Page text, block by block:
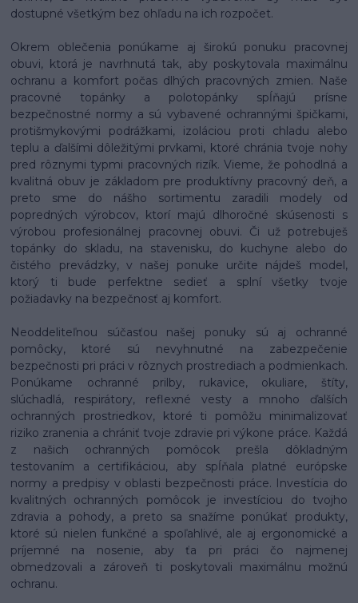
dostupné všetkým bez ohľadu na ich rozpočet.
Okrem oblečenia ponúkame aj širokú ponuku pracovnej
obuvi, ktorá je navrhnutá tak, aby poskytovala maximálnu
ochranu a komfort počas dlhých pracovných zmien. Naše
pracovné topánky a polotopánky spĺňajú prísne
bezpečnostné normy a sú vybavené ochrannými špičkami,
protišmykovými podrážkami, izoláciou proti chladu alebo
teplu a ďalšími dôležitými prvkami, ktoré chránia tvoje nohy
pred rôznymi typmi pracovných rizík. Vieme, že pohodlná a
kvalitná obuv je základom pre produktívny pracovný deň, a
preto sme do nášho sortimentu zaradili modely od
popredných výrobcov, ktorí majú dlhoročné skúsenosti s
výrobou profesionálnej pracovnej obuvi. Či už potrebuješ
topánky do skladu, na stavenisku, do kuchyne alebo do
čistého prevádzky, v našej ponuke určite nájdeš model,
ktorý ti bude perfektne sedieť a splní všetky tvoje
požiadavky na bezpečnosť aj komfort.
Neoddeliteľnou súčasťou našej ponuky sú aj ochranné
pomôcky, ktoré sú nevyhnutné na zabezpečenie
bezpečnosti pri práci v rôznych prostrediach a podmienkach.
Ponúkame ochranné prilby, rukavice, okuliare, štíty,
slúchadlá, respirátory, reflexné vesty a mnoho ďalších
ochranných prostriedkov, ktoré ti pomôžu minimalizovať
riziko zranenia a chrániť tvoje zdravie pri výkone práce. Každá
z našich ochranných pomôcok prešla dôkladným
testovaním a certifikáciou, aby spĺňala platné európske
normy a predpisy v oblasti bezpečnosti práce. Investícia do
kvalitných ochranných pomôcok je investíciou do tvojho
zdravia a pohody, a preto sa snažíme ponúkať produkty,
ktoré sú nielen funkčné a spoľahlivé, ale aj ergonomické a
príjemné na nosenie, aby ťa pri práci čo najmenej
obmedzovali a zároveň ti poskytovali maximálnu možnú
ochranu.